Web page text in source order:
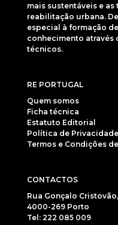
mais sustentáveis e
reabilitação urbana.
especial à formação
conhecimento através
técnicos.
RE PORTUGAL
Quem somos
Ficha técnica
Estatuto Editorial
Política de Privacidade
Termos e Condições
CONTACTOS
Rua Gonçalo Cristovão,
4000-269 Porto
Tel: 222 085 009